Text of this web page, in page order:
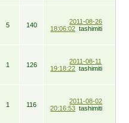
5 140
2011-08-26
18:06:02 tashimiti
1
126
2011-08-11
19:18:22 tashimiti
1 116
2011-08-02
20:16:53 tashimiti